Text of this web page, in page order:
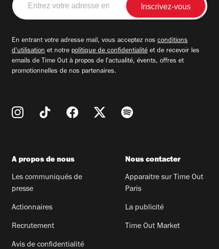
votre
adresse
En entrant votre adresse mail, vous acceptez nos conditions
d'utilisation et notre politique de confidentialité et de recevoir les
emails de Time Out à propos de l'actualité, évents, offres et
promotionnelles de nos partenaires.
A propos de nous
Les communiqués de
presse
Actionnaires
Recrutement
Avis de confidentialité
Nous contacter
Apparaitre sur Time Out
Paris
La publicité
Time Out Market